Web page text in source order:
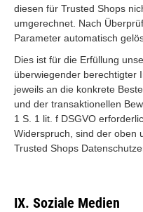
diesen für Trusted Shops
umgerechnet. Nach
Parameter automatisch
Dies ist für die Erfüllung
überwiegender berechtigter
jeweils an die konkrete
und der transaktionellen
1 S. 1 lit. f DSGVO
Widerspruch, sind der oben
Trusted Shops
IX. Soziale Medien